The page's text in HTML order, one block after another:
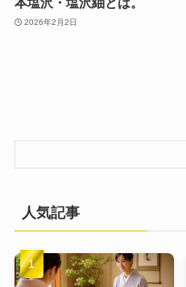
2026年2月2日
人気記事